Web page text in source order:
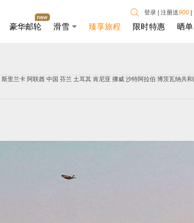
豪华邮轮 滑雪 臻享旅程 限时特惠 晒单
登录 | 注册送900 |
斯里兰卡 阿联酋 中国 芬兰 土耳其 肯尼亚 挪威 沙特阿拉伯 博茨瓦纳共